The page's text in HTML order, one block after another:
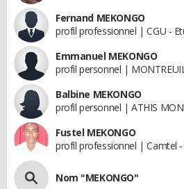
Fernand MEKONGO
profil professionnel | CGU -
Emmanuel MEKONGO
profil personnel | MONTREUIL
Balbine MEKONGO
profil personnel | ATHIS
Fustel MEKONGO
profil professionnel | Camtel -
Nom "MEKONGO"